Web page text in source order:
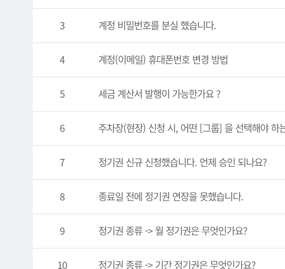
3 계정 비밀번호를 분실 했습니다.
4 계정(이메일) 휴대폰번호 변경 방법
5 세금 계산서 발행이 가능한가요 ?
6 주차장(현장) 신청 시, 어떤 [그룹] 을 선택해야 하
7 정기권 신규 신청했습니다. 언제 승인 되나요?
8 종료일 전에 정기권 연장을 못했습니다.
9 정기권 종류 -> 월 정기권은 무엇인가요?
10 정기권 종류 -> 기간 정기권은 무엇인가요?